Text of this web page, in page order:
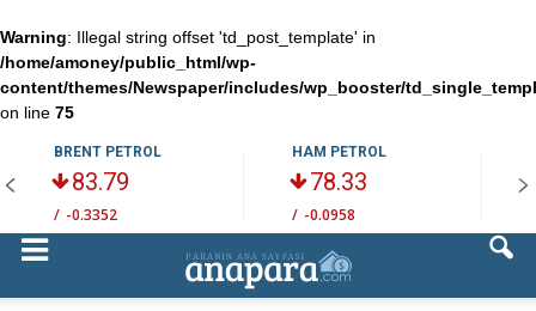
Warning: Illegal string offset 'td_post_template' in
/home/amoney/public_html/wp-
content/themes/Newspaper/includes/wp_booster/
on line 75
BRENT PETROL
83.79
/ -0.3352
HAM PETROL
78.33
/ -0.0958